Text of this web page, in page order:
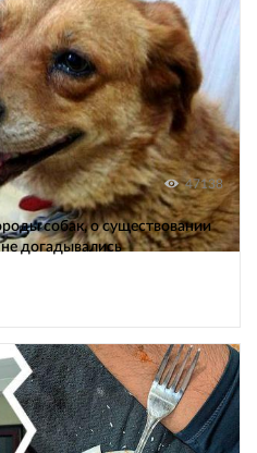
47138
собак, о существовании
догадывались